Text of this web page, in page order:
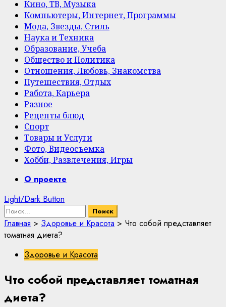
Кино, ТВ, Музыка
Компьютеры, Интернет, Программы
Мода, Звезды, Стиль
Наука и Техника
Образование, Учеба
Общество и Политика
Отношения, Любовь, Знакомства
Путешествия, Отдых
Работа, Карьера
Разное
Рецепты блюд
Спорт
Товары и Услуги
Фото, Видеосъемка
Хобби, Развлечения, Игры
PrimaryО проекте
Light/Dark Button
Найти:
Главная > Здоровье и Красота > Что собой представляет
томатная диета?
Здоровье и Красота
Что собой представляет томатная
диета?